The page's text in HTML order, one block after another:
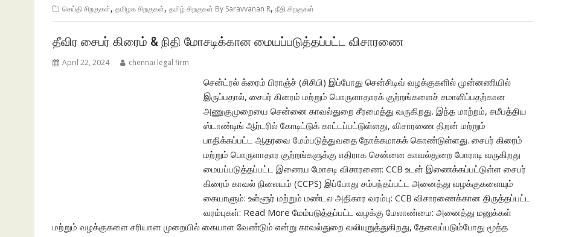
செய்தி சிறகுகள், தமிழக சிறகுகள், தமிழ் சிறகுகள் By Saravvanan R, நீதி சிறகுகள்
தீவிர சைபர் கிரைம் & நிதி மோசடிக்கான மையப்படுத்தப்பட்ட விசாரணை
April 22, 2024 chennai legal firm
சென்ட்ரல் க்ரைம் பிராஞ்ச் (சிசிபி) இப்போது சென்சிடிவ் வழக்குகளில் முன்னணியில்
இருப்பதால், சைபர் கிரைம் மற்றும் பொருளாதாரக் குற்றங்களைச் சமாளிப்பதற்கான
அணுகுமுறையை சென்னை காவல்துறை சீரமைத்து வருகிறது. இந்த மாற்றம், சமீபத்திய
ஸ்டாண்டிங் ஆர்டரில் கோடிட்டுக் காட்டப்பட்டுள்ளது, விசாரணை திறன் மற்றும்
பாதிக்கப்பட்ட ஆதரவை மேம்படுத்துவதை நோக்கமாகக் கொண்டுள்ளது. சைபர் கிரைம்
மற்றும் பொருளாதார குற்றங்களுக்கு எதிராக சென்னை காவல்துறை போராடி வருகிறது
மையப்படுத்தப்பட்ட இணைய மோசடி விசாரணை: CCB உடன் இணைக்கப்பட்டுள்ள சைபர்
கிரைம் காவல் நிலையம் (CCPS) இப்போது சம்பந்தப்பட்ட அனைத்து வழக்குகளையும்
கையாளும்: உள்ளூர் மற்றும் மண்டல அதிகார வரம்பு: CCB விசாரணைக்கான திருத்தப்பட்ட
வரம்புகள்: Read More மேம்படுத்தப்பட்ட வழக்கு மேலாண்மை: அனைத்து மனுக்கள்
மற்றும் வழக்குகளை சரியான முறையில் கையாள வேண்டும் என்று காவல்துறை வலியுறுத்துகிறது, தேவைப்படும்போது மூத்த